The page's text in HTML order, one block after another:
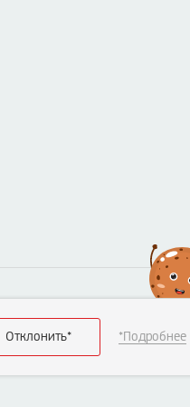
Отклонить* *Подробнее